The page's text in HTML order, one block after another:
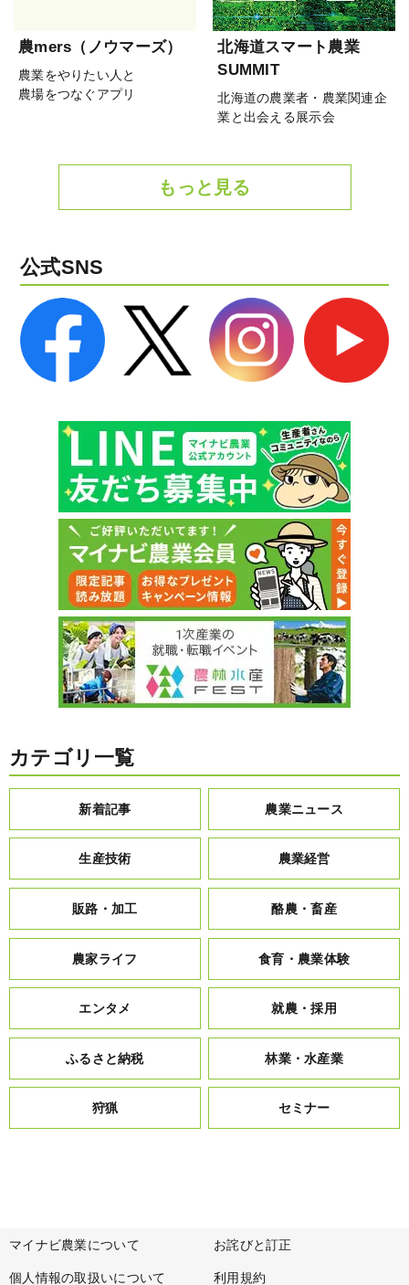
農mers（ノウマーズ）
農業をやりたい人と
農場をつなぐアプリ
北海道スマート農業
SUMMIT
北海道の農業者・農業関連企
業と出会える展示会
もっと見る
公式SNS
カテゴリ一覧
新着記事 農業ニュース
生産技術 農業経営
販路・加工 酪農・畜産
農家ライフ 食育・農業体験
エンタメ 就農・採用
ふるさと納税 林業・水産業
狩猟 セミナー
マイナビ農業について お詫びと訂正
個人情報の取扱いについて 利用規約